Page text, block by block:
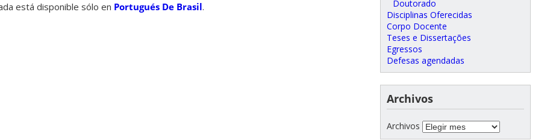
está disponible sólo en Portugués De Brasil.
Doutorado
Disciplinas Oferecidas
Corpo Docente
Teses e Dissertações
Egressos
Defesas agendadas
Archivos
Archivos